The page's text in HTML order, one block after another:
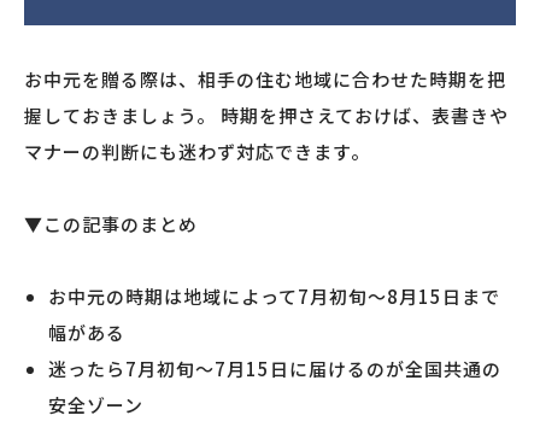
お中元を贈る際は、相手の住む地域に合わせた時期を把
握しておきましょう。 時期を押さえておけば、表書きや
マナーの判断にも迷わず対応できます。
▼この記事のまとめ
お中元の時期は地域によって7月初旬〜8月15日まで
幅がある
迷ったら7月初旬〜7月15日に届けるのが全国共通の
安全ゾーン